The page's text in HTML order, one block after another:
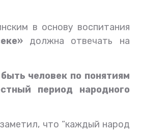
в основу воспитания
должна отвечать на
человек по понятиям
период народного
что “каждый народ